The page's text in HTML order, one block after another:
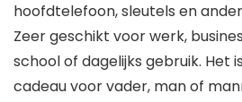
hoofdtelefoon, sleutels en
Zeer geschikt voor werk,
school of dagelijks gebruik. Het
cadeau voor vader, man of